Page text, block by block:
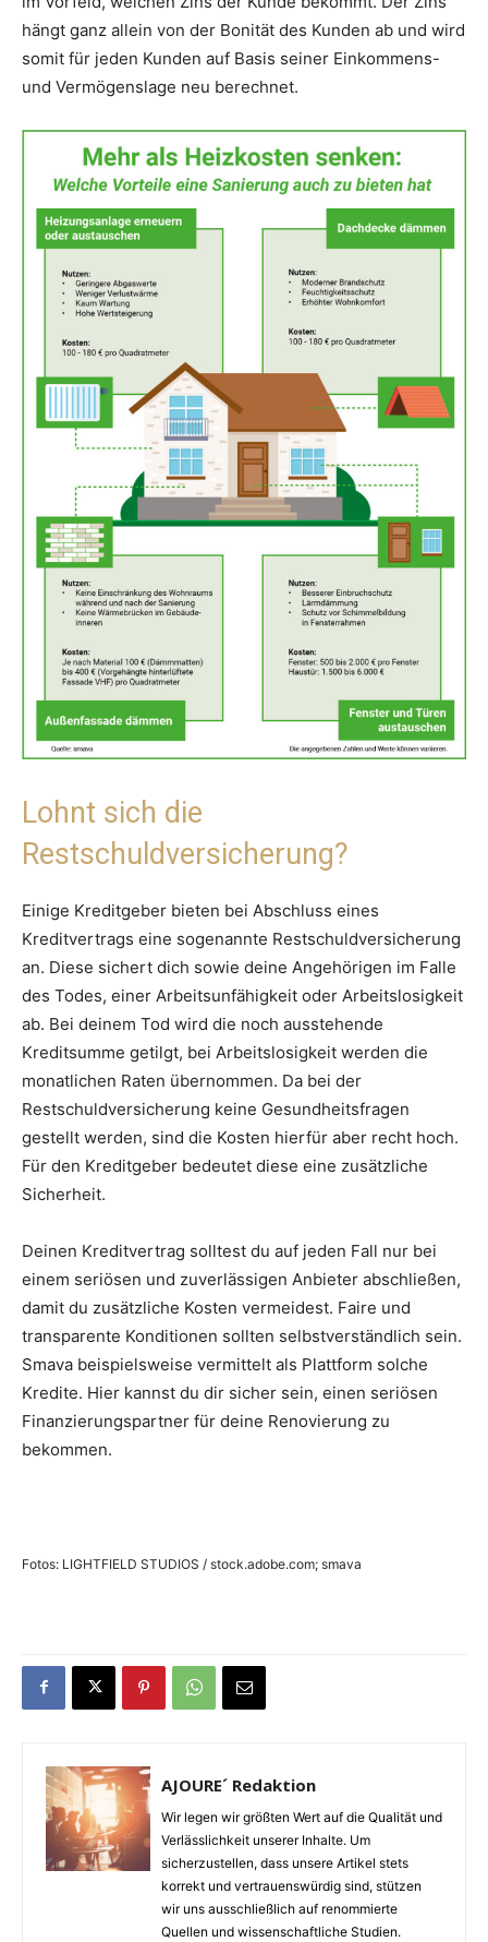
hängt ganz allein von der Bonität des Kunden ab und wird
somit für jeden Kunden auf Basis seiner Einkommens-
und Vermögenslage neu berechnet.
Lohnt sich die
Restschuldversicherung?
Einige Kreditgeber bieten bei Abschluss eines
Kreditvertrags eine sogenannte Restschuldversicherung
an. Diese sichert dich sowie deine Angehörigen im Falle
des Todes, einer Arbeitsunfähigkeit oder Arbeitslosigkeit
ab. Bei deinem Tod wird die noch ausstehende
Kreditsumme getilgt, bei Arbeitslosigkeit werden die
monatlichen Raten übernommen. Da bei der
Restschuldversicherung keine Gesundheitsfragen
gestellt werden, sind die Kosten hierfür aber recht hoch.
Für den Kreditgeber bedeutet diese eine zusätzliche
Sicherheit.
Deinen Kreditvertrag solltest du auf jeden Fall nur bei
einem seriösen und zuverlässigen Anbieter abschließen,
damit du zusätzliche Kosten vermeidest. Faire und
transparente Konditionen sollten selbstverständlich sein.
Smava beispielsweise vermittelt als Plattform solche
Kredite. Hier kannst du dir sicher sein, einen seriösen
Finanzierungspartner für deine Renovierung zu
bekommen.
Fotos: LIGHTFIELD STUDIOS / stock.adobe.com; smava
AJOURE´ Redaktion
Wir legen wir größten Wert auf die Qualität und
Verlässlichkeit unserer Inhalte. Um
sicherzustellen, dass unsere Artikel stets
korrekt und vertrauenswürdig sind, stützen
wir uns ausschließlich auf renommierte
Quellen und wissenschaftliche Studien.